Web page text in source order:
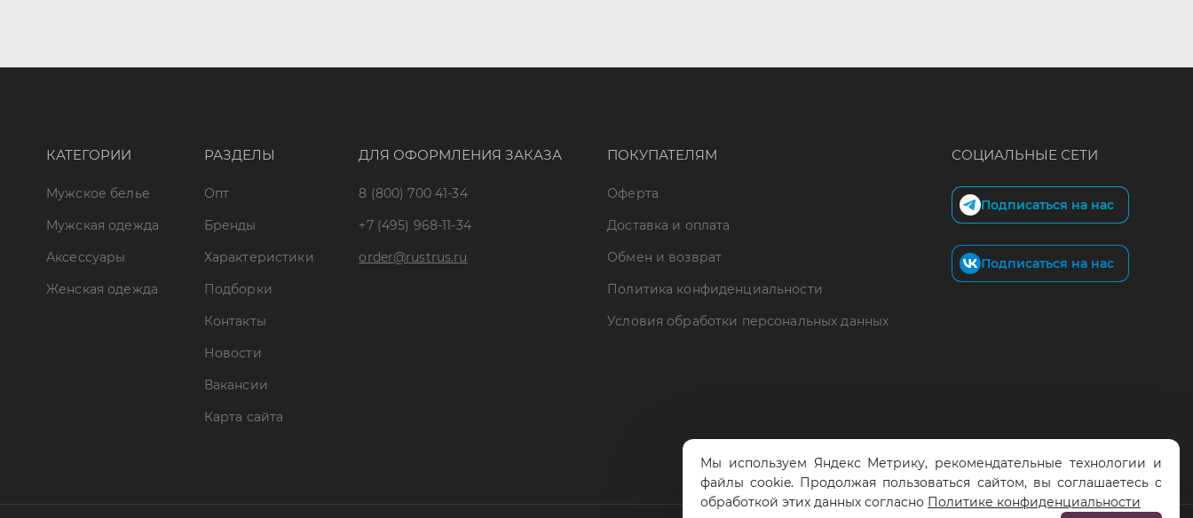
КАТЕГОРИИ
Мужское белье
Мужская одежда
Аксессуары
Женская одежда
РАЗДЕЛЫ
Опт
Бренды
Характеристики
Подборки
Контакты
Новости
Вакансии
Карта сайта
ДЛЯ ОФОРМЛЕНИЯ ЗАКАЗА
8 (800) 700 41-34
+7 (495) 968-11-34
order@rustrus.ru
ПОКУПАТЕЛЯМ
Оферта
Доставка и оплата
Обмен и возврат
Политика конфиденциальности
Условия обработки персональных данных
СОЦИАЛЬНЫЕ СЕТИ
Подписаться на нас
Подписаться на нас
Мы используем Яндекс Метрику, рекомендательные технологии и
файлы cookie. Продолжая пользоваться сайтом, вы соглашаетесь с
обработкой этих данных согласно Политике конфиденциальности